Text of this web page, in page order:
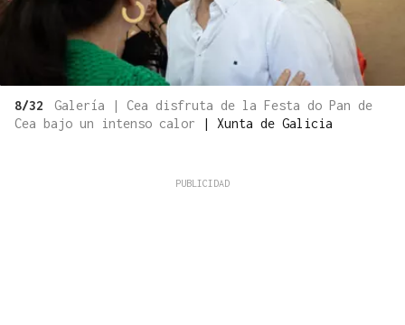
8/32
Galería | Cea disfruta de la Festa do Pan de
Cea bajo un intenso calor
| Xunta de Galicia